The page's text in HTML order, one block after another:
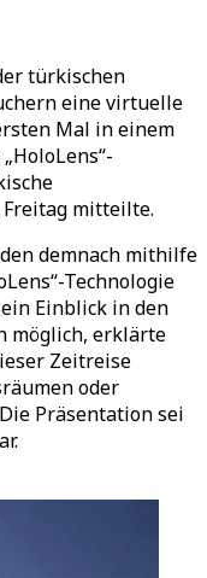
türkischen
eine virtuelle
Mal in einem
mitteilte.
demnach mithilfe
Technologie
Einblick in den
möglich, erklärte
Zeitreise
oder
Präsentation sei